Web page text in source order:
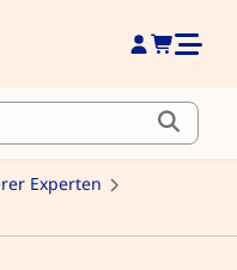
Experten